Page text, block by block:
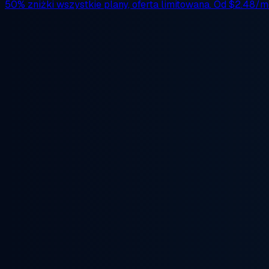
50% zniżki wszystkie plany, oferta limitowana. Od $2.48/